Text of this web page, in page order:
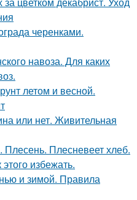
черенками.
навоза. Для каких
летом и весной.
или нет. Живительная
Плесневеет хлеб.
избежать.
и зимой. Правила